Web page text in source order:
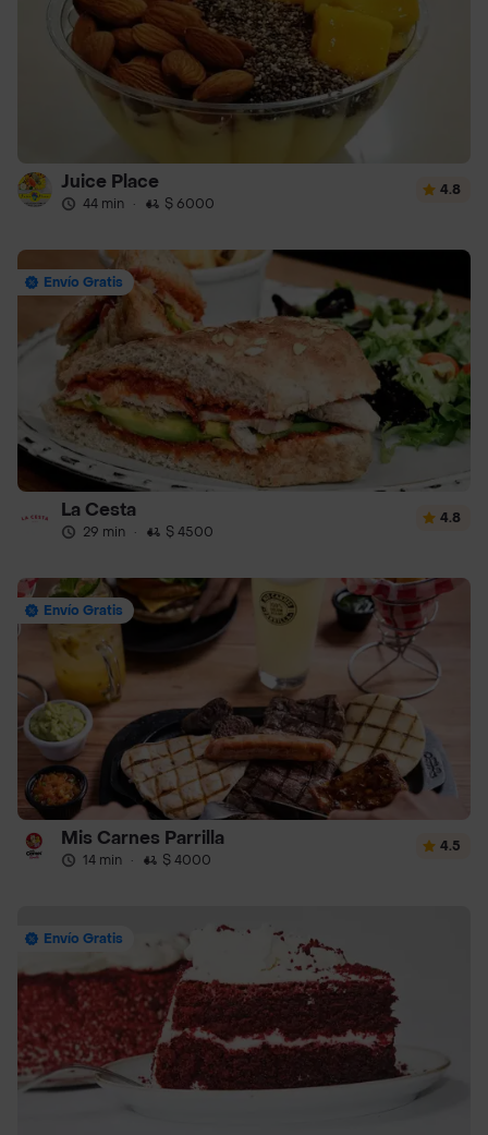
Juice Place
44 min · $ 6000
4.8
Envío Gratis
La Cesta
29 min · $ 4500
4.8
Envío Gratis
Mis Carnes Parrilla
14 min · $ 4000
4.5
Envío Gratis